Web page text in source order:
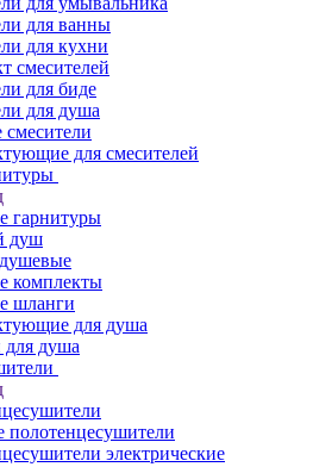
для ванны
для кухни
смесителей
для биде
для душа
для смесителей
гарнитуры
душ
комплекты
шланги
для душа
для душа
полотенцесушители
электрические